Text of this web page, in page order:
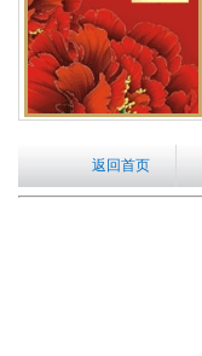
返回首页